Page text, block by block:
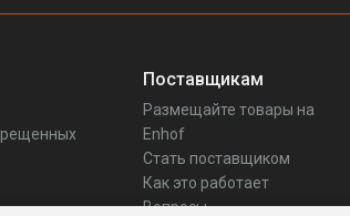
Поставщикам
Размещайте товары на
Enhof
Стать поставщиком
Как это работает
Вопросы